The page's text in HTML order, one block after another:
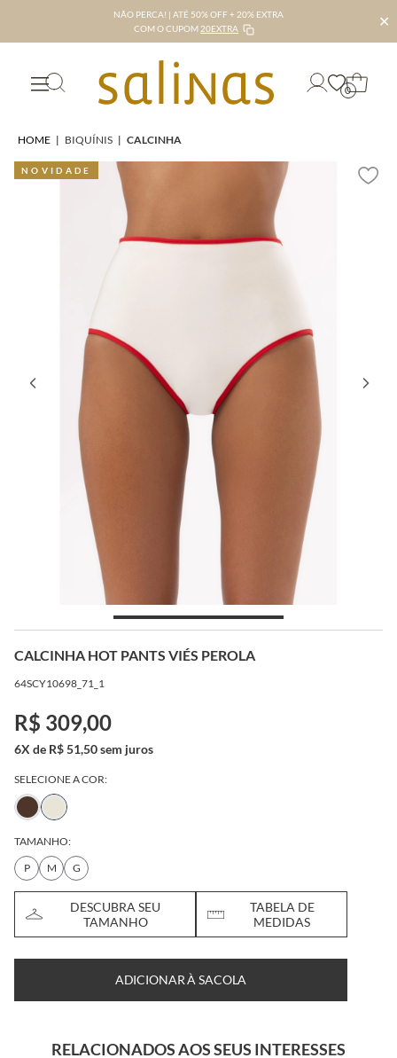
NÃO PERCA! | ATÉ 50% OFF + 20% EXTRA
COM O CUPOM 20EXTRA ✕
0
HOME | BIQUÍNIS | CALCINHA
NOVIDADE
CALCINHA HOT PANTS VIÉS PEROLA
64SCY10698_71_1
R$ 309,00
6X de R$ 51,50 sem juros
SELECIONE A COR:
TAMANHO:
P
M G
DESCUBRA SEU
TAMANHO
TABELA DE
MEDIDAS
ADICIONAR À SACOLA
RELACIONADOS AOS SEUS INTERESSES